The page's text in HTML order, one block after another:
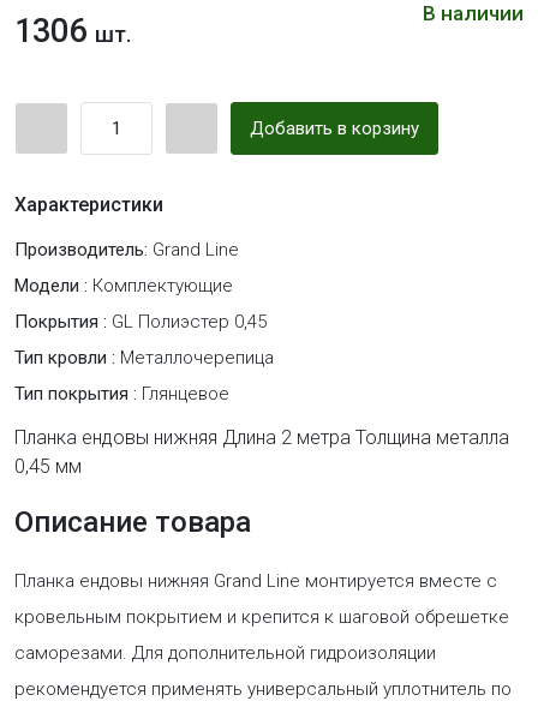
В наличии
1306 шт.
Добавить в корзину
Характеристики
Производитель: Grand Line
Модели : Комплектующие
Покрытия : GL Полиэстер 0,45
Тип кровли : Металлочерепица
Тип покрытия : Глянцевое
Планка ендовы нижняя Длина 2 метра Толщина металла
0,45 мм
Описание товара
Планка ендовы нижняя Grand Line монтируется вместе с
кровельным покрытием и крепится к шаговой обрешетке
саморезами. Для дополнительной гидроизоляции
рекомендуется применять универсальный уплотнитель по